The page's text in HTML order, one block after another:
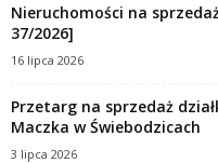
Nieruchomości na
37/2026]
16 lipca 2026
Przetarg na sprzedaż
Maczka w Świebodzicach
3 lipca 2026